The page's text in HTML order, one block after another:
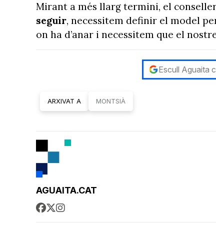
Mirant a més llarg termini, el
seguir, necessitem definir el model
on ha d’anar i necessitem que el
Escull Aguaita
ARXIVAT A MONTSIÀ
AGUAITA.CAT